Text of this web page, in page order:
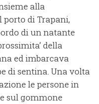
alla
porto di Trapani,
di un natante
della
ed imbarcava
di sentina. Una volta
le persone in
sul gommone